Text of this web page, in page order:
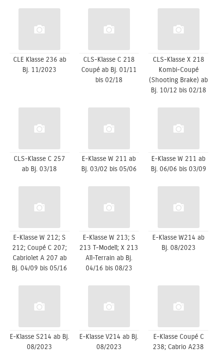
CLE Klasse 236 ab
Bj. 11/2023
CLS-Klasse C 218
Coupé ab Bj. 01/11
bis 02/18
CLS-Klasse X 218
Kombi-Coupé
(Shooting Brake) ab
Bj. 10/12 bis 02/18
CLS-Klasse C 257
ab Bj. 03/18
E-Klasse W 211 ab
Bj. 03/02 bis 05/06
E-Klasse W 211 ab
Bj. 06/06 bis 03/09
E-Klasse W 212; S
212; Coupé C 207;
Cabriolet A 207 ab
Bj. 04/09 bis 05/16
E-Klasse W 213; S
213 T-Modell; X 213
All-Terrain ab Bj.
04/16 bis 08/23
E-Klasse W214 ab
Bj. 08/2023
E-Klasse S214 ab Bj.
08/2023
E-Klasse V214 ab Bj.
08/2023
E-Klasse Coupé C
238; Cabrio A238